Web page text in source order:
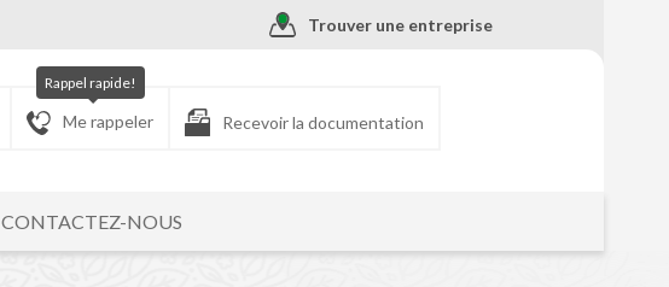
Trouver une entreprise
Me rappeler
Rappel rapide!
Recevoir la documentation
CONTACTEZ-NOUS